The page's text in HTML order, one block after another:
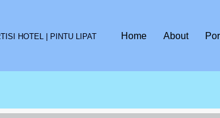
HOTEL | PINTU LIPAT
Home About